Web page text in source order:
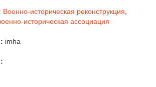
Военно-историческая реконструкция,
историческая ассоциация
imha